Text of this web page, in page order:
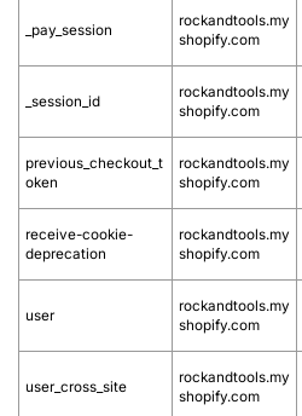
_pay_session
rockandtools.my
shopify.com
_session_id
rockandtools.my
shopify.com
previous_checkout_t
oken
rockandtools.my
shopify.com
receive-cookie-
deprecation
rockandtools.my
shopify.com
user
rockandtools.my
shopify.com
user_cross_site
rockandtools.my
shopify.com